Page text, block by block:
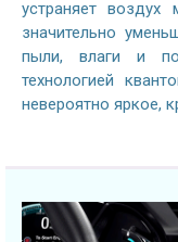
устраняет
значительно
пыли, влаги и
технологией
невероятно яркое,